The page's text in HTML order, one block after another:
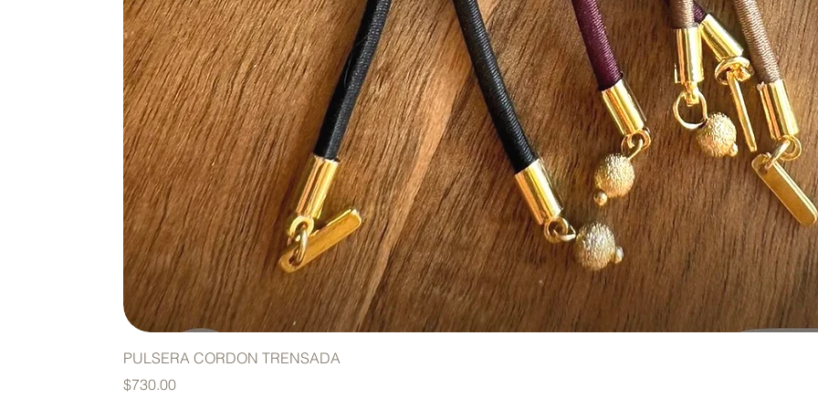
PULSERA CORDON TRENSADA
Precio
$730.00